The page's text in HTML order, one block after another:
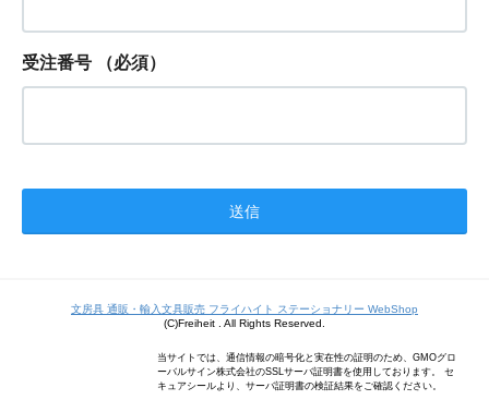
受注番号 （必須）
文房具 通販・輸入文具販売 フライハイト ステーショナリー WebShop
(C)Freiheit . All Rights Reserved.
当サイトでは、通信情報の暗号化と実在性の証明のため、GMOグロ
ーバルサイン株式会社のSSLサーバ証明書を使用しております。 セ
キュアシールより、サーバ証明書の検証結果をご確認ください。